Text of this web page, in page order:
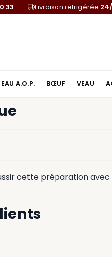
33 Livraison réfrigérée
A.O.P. BŒUF VEAU
cette préparation avec